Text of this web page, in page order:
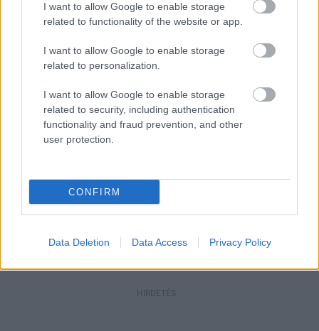
I want to allow Google to enable storage
related to functionality of the website or app.
I want to allow Google to enable storage
related to personalization.
I want to allow Google to enable storage
related to security, including authentication
functionality and fraud prevention, and other
user protection.
CONFIRM
Data Deletion Data Access Privacy Policy
Országos hírek
Aktuális
Paks II.: Mit jelent az 5. blokk új
mérföldköve a felülvizsgálat
árnyékában?
Helyi hírek
Amire többmillióan vártunk: szombattól
másodfokúra csökken a riasztás
HIRDETÉS